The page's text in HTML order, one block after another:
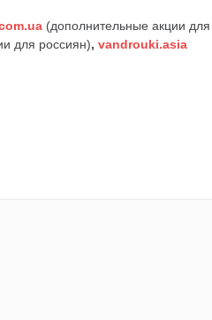
(дополнительные акции для
для россиян), vandrouki.asia